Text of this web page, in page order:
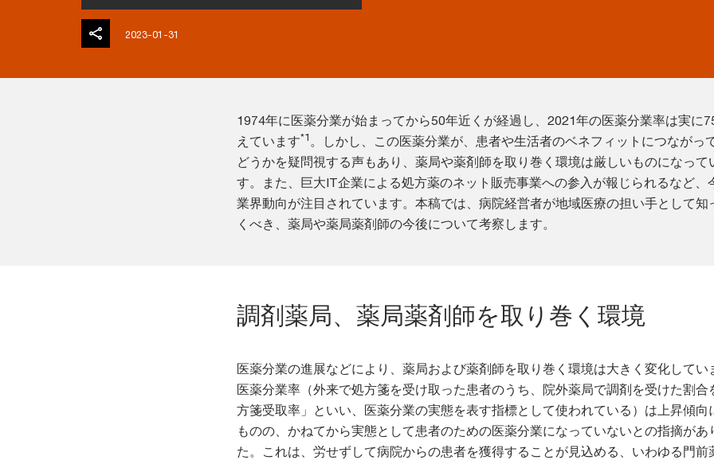
2023-01-31
1974年に医薬分業が始まってから50年近くが経過し、2021年の医薬分業率は実に
えています*1 。しかし、この医薬分業が、患者や生活者のベネフィットにつながっ
どうかを疑問視する声もあり、薬局や薬剤師を取り巻く環境は厳しいものになって
す。また、巨大IT企業による処方薬のネット販売事業への参入が報じられるなど、
業界動向が注目されています。本稿では、病院経営者が地域医療の担い手として知
くべき、薬局や薬局薬剤師の今後について考察します。
調剤薬局、薬局薬剤師を取り巻く環境
医薬分業の進展などにより、薬局および薬剤師を取り巻く環境は大きく変化してい
医薬分業率（外来で処方箋を受け取った患者のうち、院外薬局で調剤を受けた割合
方箋受取率」といい、医薬分業の実態を表す指標として使われている）は上昇傾向
ものの、かねてから実態として患者のための医薬分業になっていないとの指摘があ
た。これは、労せずして病院からの患者を獲得することが見込める、いわゆる門前